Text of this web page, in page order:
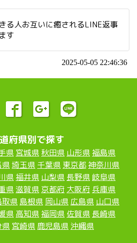
る人お互いに癒されるLINE返事
す
2025-05-05 22:46:36
府県別で探す
県 宮城県 秋田県 山形県福島県
県埼玉県 千葉県 東京都神奈川県
県福井県 山梨県 長野県 岐阜県
県滋賀県 京都府 大阪府 兵庫県
取県 島根県 岡山県 広島県 山口県
県 高知県福岡県 佐賀県 長崎県
県 宮崎県 鹿児島県 沖縄県